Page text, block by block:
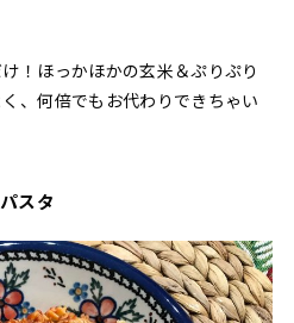
！ほっかほかの玄米＆ぷりぷり
、何倍でもお代わりできちゃい
スタ